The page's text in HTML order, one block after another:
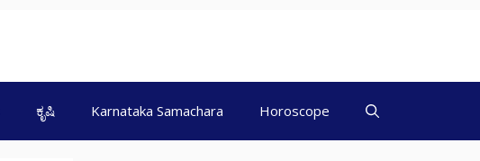
ಕೃಷಿ Karnataka Samachara Horoscope